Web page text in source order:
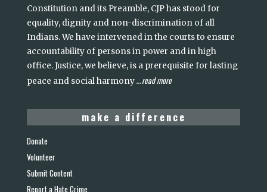
Constitution and its Preamble, CJP has stood for
equality, dignity and non-discrimination of all
Indians. We have intervened in the courts to ensure
accountability of persons in power and in high
office. Justice, we believe, is a prerequisite for lasting
peace and social harmony...read more
make a difference
Donate
Volunteer
Submit Content
Report a Hate Crime